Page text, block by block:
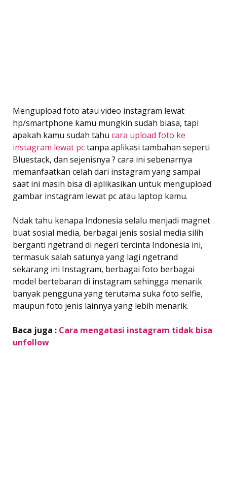
Mengupload foto atau video instagram lewat
hp/smartphone kamu mungkin sudah biasa, tapi
apakah kamu sudah tahu cara upload foto ke
instagram lewat pctanpa aplikasi tambahan seperti
Bluestack, dan sejenisnya ? cara ini sebenarnya
memanfaatkan celah dari instagram yang sampai
saat ini masih bisa di aplikasikan untuk mengupload
gambar instagram lewat pc atau laptop kamu.
Ndak tahu kenapa Indonesia selalu menjadi magnet
buat sosial media, berbagai jenis sosial media silih
berganti ngetrand di negeri tercinta Indonesia ini,
termasuk salah satunya yang lagi ngetrand
sekarang ini Instagram, berbagai foto berbagai
model bertebaran di instagram sehingga menarik
banyak pengguna yang terutama suka foto selfie,
maupun foto jenis lainnya yang lebih menarik.
Baca juga : Cara mengatasi instagram tidak bisa
unfollow